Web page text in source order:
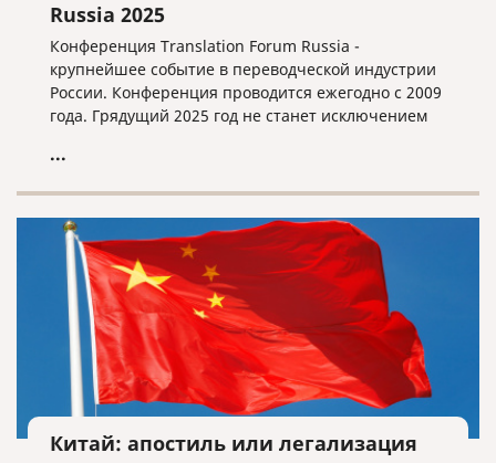
Russia 2025
Конференция Translation Forum Russia -
крупнейшее событие в переводческой индустрии
России. Конференция проводится ежегодно с 2009
года. Грядущий 2025 год не станет исключением
...
Китай: апостиль или легализация